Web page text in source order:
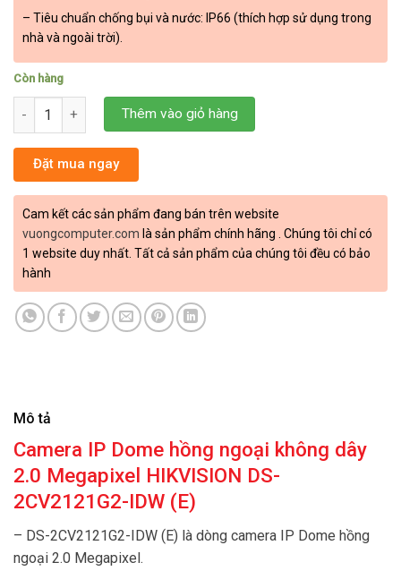
– Tiêu chuẩn chống bụi và nước: IP66 (thích hợp sử dụng trong
nhà và ngoài trời).
Còn hàng
camera hikvision DS-2CV2121G2-IDW số lượng
Thêm vào giỏ hàng
Đặt mua ngay
Cam kết các sản phẩm đang bán trên website
vuongcomputer.com là sản phẩm chính hãng . Chúng tôi chỉ có
1 website duy nhất. Tất cả sản phẩm của chúng tôi đều có bảo
hành
Mô tả
Camera IP Dome hồng ngoại không dây
2.0 Megapixel HIKVISION DS-
2CV2121G2-IDW (E)
– DS-2CV2121G2-IDW (E) là dòng camera IP Dome hồng
ngoại 2.0 Megapixel.